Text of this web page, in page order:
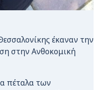
έκαναν την
στην Ανθοκομική
πέταλα των